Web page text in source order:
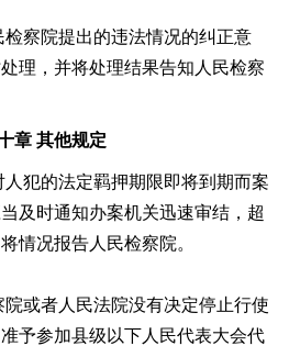
察院提出的违法情况的纠正意
理，并将处理结果告知人民检察
章 其他规定
犯的法定羁押期限即将到期而案
及时通知办案机关迅速审结，超
情况报告人民检察院。
或者人民法院没有决定停止行使
予参加县级以下人民代表大会代